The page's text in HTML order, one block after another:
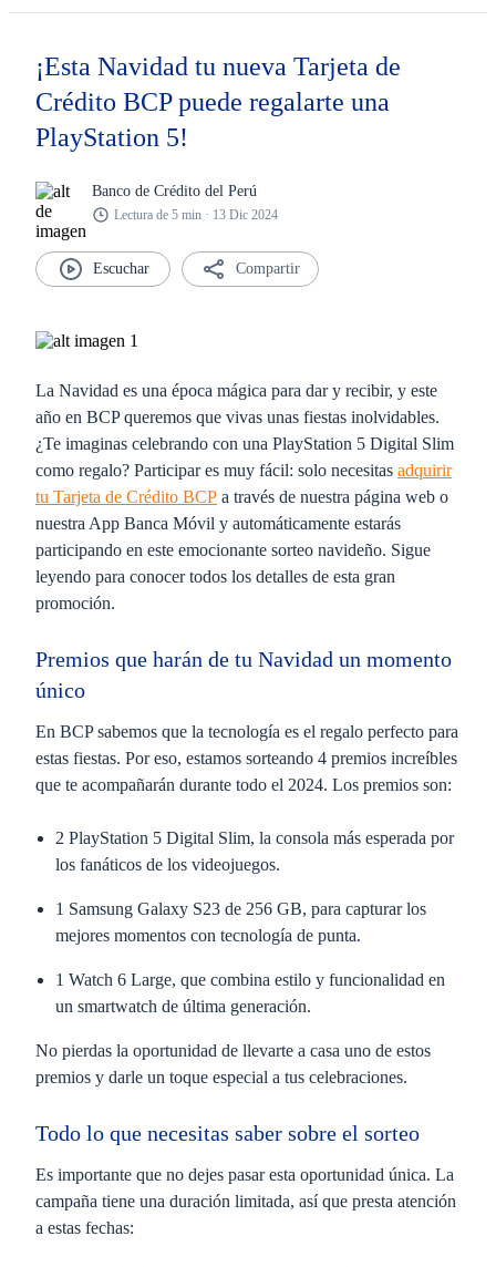
¡Esta Navidad tu nueva Tarjeta de
Crédito BCP puede regalarte una
PlayStation 5!
Banco de Crédito del Perú
Lectura de 5 min · 13 Dic 2024
Compartir
La Navidad es una época mágica para dar y recibir, y este
año en BCP queremos que vivas unas fiestas inolvidables.
¿Te imaginas celebrando con una PlayStation 5 Digital Slim
como regalo? Participar es muy fácil: solo necesitas adquirir
tu Tarjeta de Crédito BCP a través de nuestra página web o
nuestra App Banca Móvil y automáticamente estarás
participando en este emocionante sorteo navideño. Sigue
leyendo para conocer todos los detalles de esta gran
promoción.
Premios que harán de tu Navidad un momento
único
En BCP sabemos que la tecnología es el regalo perfecto para
estas fiestas. Por eso, estamos sorteando 4 premios increíbles
que te acompañarán durante todo el 2024. Los premios son:
2 PlayStation 5 Digital Slim, la consola más esperada por
los fanáticos de los videojuegos.
1 Samsung Galaxy S23 de 256 GB, para capturar los
mejores momentos con tecnología de punta.
1 Watch 6 Large, que combina estilo y funcionalidad en
un smartwatch de última generación.
No pierdas la oportunidad de llevarte a casa uno de estos
premios y darle un toque especial a tus celebraciones.
Todo lo que necesitas saber sobre el sorteo
Es importante que no dejes pasar esta oportunidad única. La
campaña tiene una duración limitada, así que presta atención
a estas fechas: